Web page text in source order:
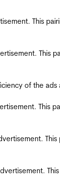
This
This
of the
This